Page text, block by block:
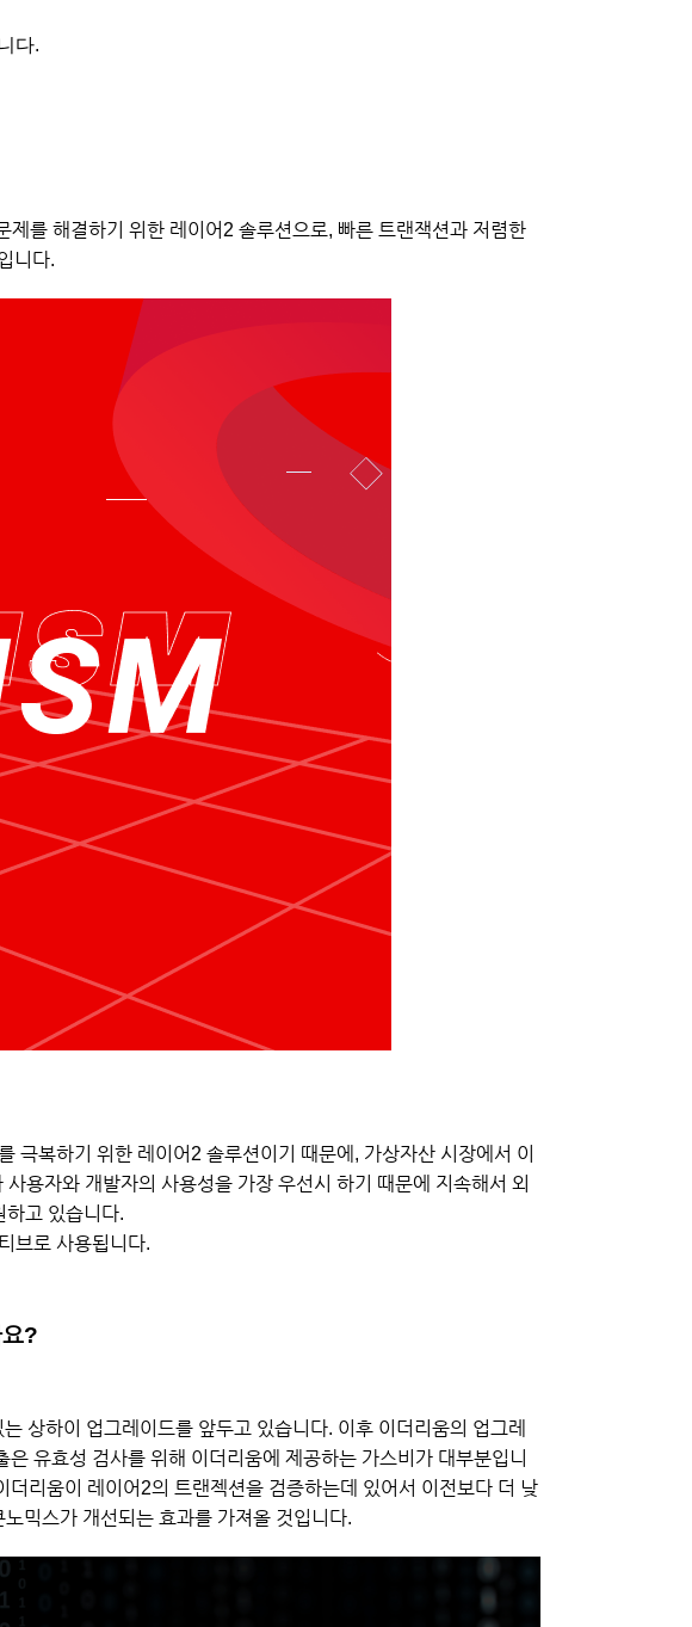
다.
를 해결하기 위한 레이어2 솔루션으로, 빠른 트랜잭션과 저렴한
니다.
극복하기 위한 레이어2 솔루션이기 때문에, 가상자산 시장에서 이
용자와 개발자의 사용성을 가장 우선시 하기 때문에 지속해서 외
고 있습니다.
브로 사용됩니다.
?
상하이 업그레이드를 앞두고 있습니다. 이후 이더리움의 업그레
유효성 검사를 위해 이더리움에 제공하는 가스비가 대부분입니
리움이 레이어2의 트랜젝션을 검증하는데 있어서 이전보다 더 낮
믹스가 개선되는 효과를 가져올 것입니다.